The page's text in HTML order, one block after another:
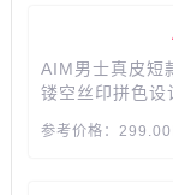
AIM男士真皮
镂空丝印拼色设
钱包哦。...
参考价格：